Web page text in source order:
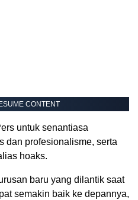
CONTENT
untuk senantiasa
dan profesionalisme, serta
hoaks.
baru yang dilantik saat
semakin baik ke depannya,